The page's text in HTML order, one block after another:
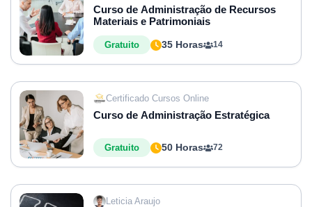
Curso de Administração de Recursos
Materiais e Patrimoniais
35 Horas
Gratuito 14
Certificado Cursos Online
Curso de Administração Estratégica
50 Horas
Gratuito 72
Leticia Araujo